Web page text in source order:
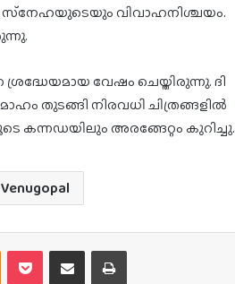
സ്‌നേഹയുടെയും വിവാഹനിശ്ചയം.
വേഷം ചെയ്തിരുന്നു. ദി
തുടങ്ങി നിരവധി ചിത്രങ്ങളിൽ
കന്നഡയിലും അരങ്ങേറ്റം കുറിച്ചു.
Odnoklassniki
Pocket Share via Email Print